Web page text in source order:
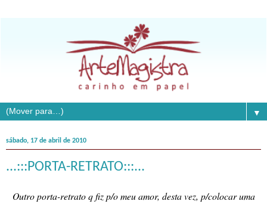
▼
sábado, 17 de abril de 2010
...:::PORTA-RETRATO:::...
Outro porta-retrato q fiz p/o meu amor, desta vez, p/colocar uma